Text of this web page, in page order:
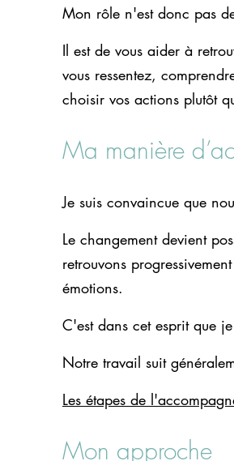
Mon rôle n'est donc pas
Il est de vous aider à
vous ressentez,
choisir vos actions plutôt
Ma manière
Je suis convaincue que
Le changement devient
retrouvons
émotions.
C'est dans cet esprit que
Notre travail suit
Les étapes de
Mon approche